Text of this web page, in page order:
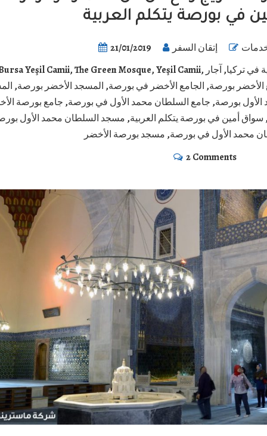
في بورصة يتكلم العربية
21/01/2019 إتقان السفر
Yeşil Camii,The Green Mosque,Yeşil Camii, في تركيا, آجار
الأخضر بورصة, الجامع الأخضر في بورصة, المسجد الأخضر بورصة,
الأول بورصة, جامع السلطان محمد الأول في بورصة, جامع بورصة
, سواق أمين في بورصة يتكلم العربية, مسجد السلطان محمد الأول
محمد الأول في بورصة, مسجد بورصة الأخضر
2 Comments